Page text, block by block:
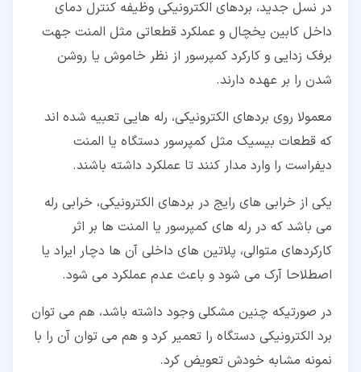
در نسل جدید، بردهای الکترونیکی وظیفه کنترل دمای
داخل کابین یخچال و عملکرد قطعاتی مثل المنت جهت
برفک زدایی و کارکرد کمپرسور از نظر خاموش یا روشن
شدن را بر عهده دارند.
معمولا روی بردهای الکترونیکی، رله هایی تعبیه شده اند
که قطعات بیسیک مثل کمپرسور دستگاه یا المنت
دیفراست را وارد مدار کنند تا عملکرد داشته باشند.
یکی از خرابی های رایج در بردهای الکترونیکی، خرابی رله
می باشد که در رله های کمپرسور یا المنت ها بر اثر
کارکردهای متوالی، پلاتین های داخلی آن ها دچار ایراد یا
اصطلاحا آرک می شود و باعث عدم عملکرد می شود.
در صورتیکه چنین مشکلی وجود داشته باشد، هم می توان
برد الکترونیکی دستگاه را تعمیر کرد و هم می توان آن را با
نمونه مشابه خودش تعویض کرد.